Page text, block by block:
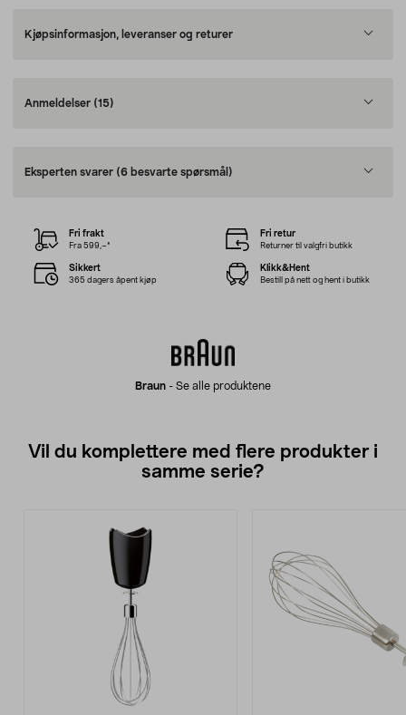
Kjøpsinformasjon, leveranser og returer
Anmeldelser (15)
Eksperten svarer (6 besvarte spørsmål)
Braun - Se alle produktene
Fri frakt
Fra 599,–*
Fri retur
Returner til valgfri butikk
Sikkert
365 dagers åpent kjøp
Klikk&Hent
Bestill på nett og hent i butikk
Vil du komplettere med flere produkter i
samme serie?